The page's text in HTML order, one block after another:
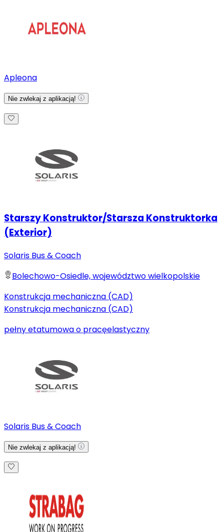
Apleona
Nie zwlekaj z aplikacją!
Starszy Konstruktor/Starsza Konstruktorka
(Exterior)
Solaris Bus & Coach
Bolechowo-Osiedle, województwo wielkopolskie
Konstrukcja mechaniczna (CAD)
Konstrukcja mechaniczna (CAD)
pełny etatumowa o pracęelastyczny
Solaris Bus & Coach
Nie zwlekaj z aplikacją!